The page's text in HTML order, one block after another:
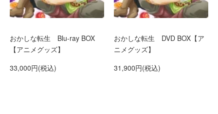
おかしな転生 Blu-ray BOX
【アニメグッズ】
33,000円(税込)
おかしな転生 DVD BOX【ア
ニメグッズ】
31,900円(税込)